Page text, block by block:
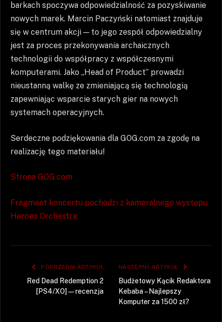
barkach spoczywa odpowiedzialność za pozyskiwanie
nowych marek. Marcin Paczyński natomiast znajduje
się w centrum akcji — to jego zespół odpowiedzialny
jest za proces przekonywania archaicznych
technologii do współpracy z współczesnymi
komputerami. Jako „Head of Product” prowadzi
nieustanną walkę ze zmieniającą się technologią
zapewniając wsparcie starych gier na nowych
systemach operacyjnych.
Serdeczne podziękowania dla GOG.com za zgodę na
realizację tego materiału!
Strona GOG.com
Fragment koncertu pochodzi z kameralnego występu
Heroes Orchestra
POPRZEDNI ARTYKUŁ
Red Dead Redemption 2
[PS4/XO] — recenzja
NASTĘPNY ARTYKUŁ
Budżetowy Kącik Redaktora
Kebaba – Najlepszy
Komputer za 1500 zł?